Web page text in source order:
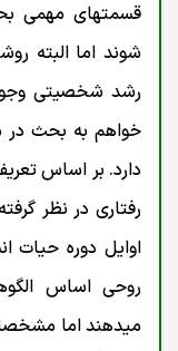
قسمتهای مهمی
شوند اما البته
رشد شخصیتی وجود
خواهم به بحث در
دارد. بر اساس
رفتاری در نظر
اوایل دوره حیات
روحی اساس
میدهند اما مشخصا